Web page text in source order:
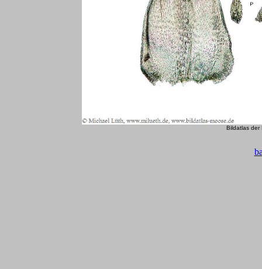
Bildatlas der